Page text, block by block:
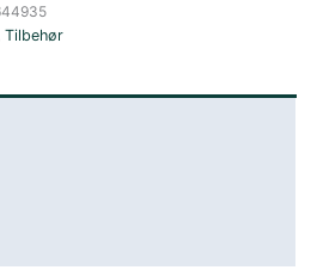
Tilbehør